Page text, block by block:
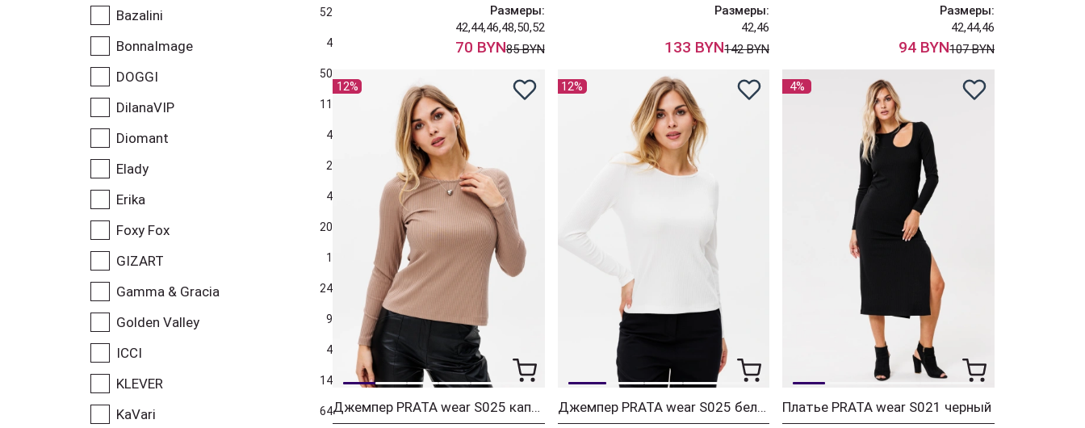
Bazalini 52
BonnaImage 4
DOGGI 50
DilanaVIP 11
Diomant 4
Elady 2
Erika 4
Foxy Fox 20
GIZART 1
Gamma & Gracia 24
Golden Valley 9
ICCI 4
KLEVER 14
KaVari 64
Размеры:
42,44,46,48,50,52
70 BYN85 BYN
Размеры:
42,46
133 BYN142 BYN
Размеры:
42,44,46
94 BYN107 BYN
12%
Джемпер PRATA wear S025 капучино
12%
Джемпер PRATA wear S025 белый
4%
Платье PRATA wear S021 черный